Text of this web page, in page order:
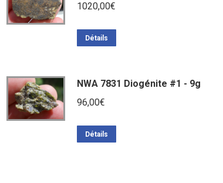
1020,00€
Détails
NWA 7831 Diogénite #1 - 9g
96,00€
Détails